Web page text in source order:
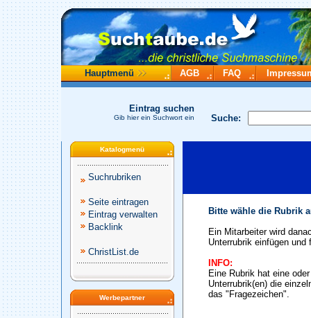
Hauptmenü AGB FAQ
Suche:
Eintrag suchen
Gib hier ein Suchwort ein
Katalogmenü
Suchrubriken
Seite eintragen
Eintrag verwalten
Backlink
ChristList.de
Werbepartner
Bitte wähle die Rubrik
Ein Mitarbeiter wird
Unterrubrik einfügen und
INFO:
Eine Rubrik hat eine
Unterrubrik(en) die
das "Fragezeichen".